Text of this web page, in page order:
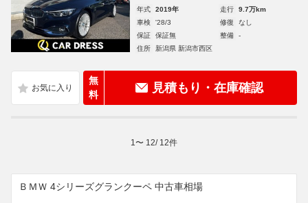
年式 2019年 走行
9.7万km
車検
'28/3 修復
なし
保証
保証無 整備
-
住所
新潟県 新潟市西区
無
料
見積もり・在庫確認
1 〜 12/ 12件
ＢＭＷ 4シリーズグランクーペ 中古車相場